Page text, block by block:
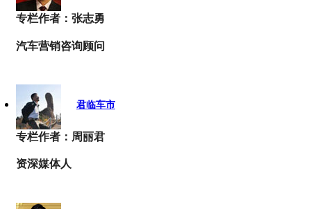
专栏作者：张志勇
汽车营销咨询顾问
君临车市
专栏作者：周丽君
资深媒体人